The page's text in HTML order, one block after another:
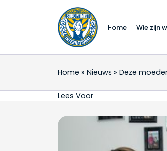
Home Wie zijn
Home » Nieuws » Deze
Deze moeder
Lees Voor